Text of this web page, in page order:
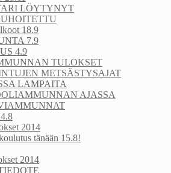
LÖYTYNYT
18.9
7.9
4.9
TULOKSET
METSÄSTYSAJAT
LAMPAITA
AJASSA
2014
tänään 15.8!
2014